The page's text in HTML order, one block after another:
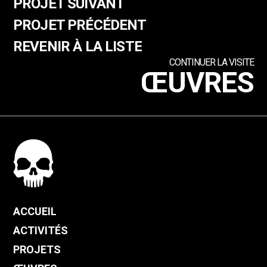
PROJET PRÉCÉDENT
REVENIR À LA LISTE
CONTINUER LA VISITE
ŒUVRES
ACCUEIL
ACTIVITÉS
PROJETS